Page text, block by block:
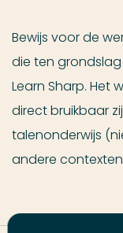
Bewijs voor de
die ten
Learn Sharp. Het
direct bruikbaar
talenonderwijs
andere